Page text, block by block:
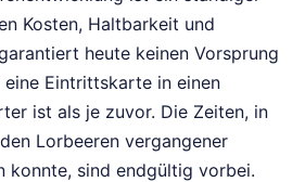
Kosten, Haltbarkeit und
heute keinen Vorsprung
Eintrittskarte in einen
ist als je zuvor. Die Zeiten, in
Lorbeeren vergangener
konnte, sind endgültig vorbei.